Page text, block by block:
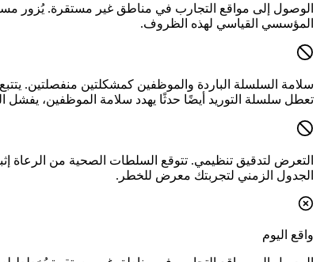
الوصول إلى مواقع التجارب في مناطق غير مستقرة. يُزور
المؤسسي القياسي لهذه الظروف.
سلامة السلسلة الباردة والموظفين كمشكلتين منفصلتين.
تعطل سلسلة التوريد أيضًا حدثًا يهدد سلامة الموظفين، يفشل
التعرض لتدقيق تنظيمي. تتوقع السلطات الصحية من الرعاة
الجدول الزمني لتجربتك معرض للخطر.
واقع اليوم